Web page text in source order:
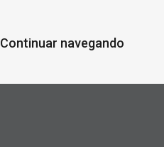
Continuar navegando